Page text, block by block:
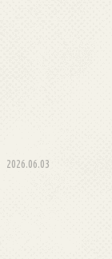
2026.06.03